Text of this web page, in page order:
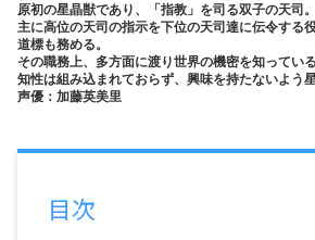
原初の星晶獣であり、「指教」を司る双子の天司。
主に高位の天司の指示を下位の天司達に伝令する
道標も務める。
その職務上、多方面に渡り世界の機密を知ってい
知性は組み込まれておらず、興味を持たないよう
声優：加藤英美里
目次